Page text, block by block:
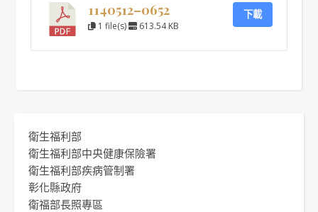
1140512–0652
1 file(s) 613.54 KB
下載
衛生福利部
衛生福利部中央健康保險署
衛生福利部疾病管制署
彰化縣政府
衛福部長照專區